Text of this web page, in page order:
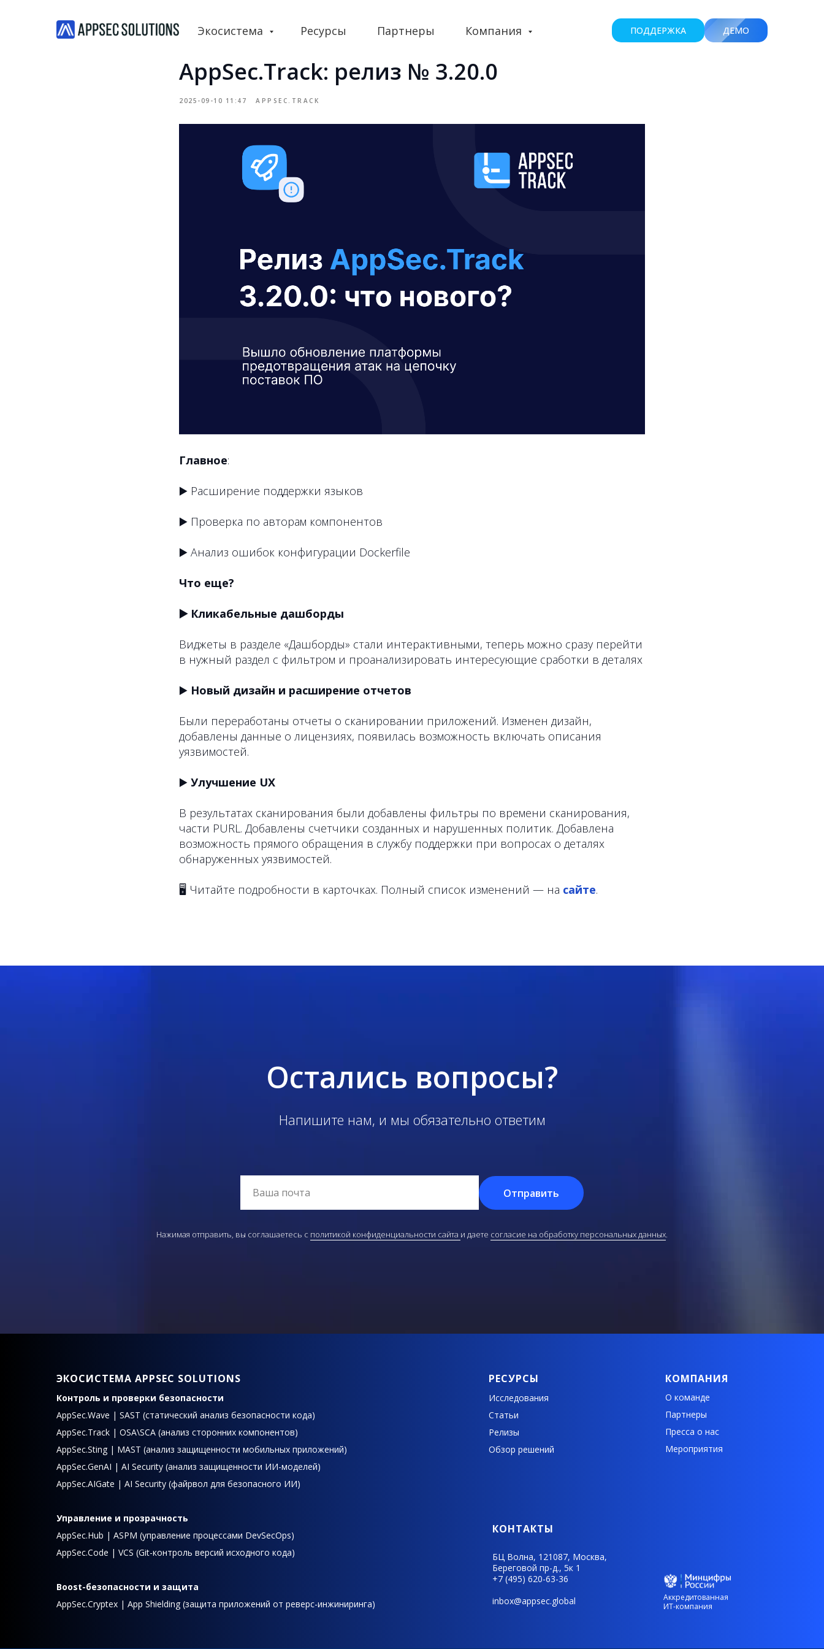
Экосистема Ресурсы Партнеры Компания ПОДДЕРЖКА ДЕМО
AppSec.Track: релиз № 3.20.0
2025-09-10 11:47 APPSEC.TRACK
Главное:
▶️ Расширение поддержки языков
▶️ Проверка по авторам компонентов
▶️ Анализ ошибок конфигурации Dockerfile
Что еще?
▶️ Кликабельные дашборды
Виджеты в разделе «Дашборды» стали интерактивными, теперь можно сразу перейти
в нужный раздел с фильтром и проанализировать интересующие сработки в деталях
▶️ Новый дизайн и расширение отчетов
Были переработаны отчеты о сканировании приложений. Изменен дизайн,
добавлены данные о лицензиях, появилась возможность включать описания
уязвимостей.
▶️ Улучшение UX
В результатах сканирования были добавлены фильтры по времени сканирования,
части PURL. Добавлены счетчики созданных и нарушенных политик. Добавлена
возможность прямого обращения в службу поддержки при вопросах о деталях
обнаруженных уязвимостей.
🖥 Читайте подробности в карточках. Полный список изменений — на сайте.
Остались вопросы?
Напишите нам, и мы обязательно ответим
Отправить
Нажимая отправить, вы соглашаетесь с политикой конфиденциальности сайта и даете согласие на обработку персональных данных.
ЭКОСИСТЕМА APPSEC SOLUTIONS
Контроль и проверки безопасности
AppSec.Wave | SAST (статический анализ безопасности кода)
AppSec.Track | OSA\SCA (анализ сторонних компонентов)
AppSec.Sting | MAST (анализ защищенности мобильных приложений)
AppSec.GenAI | AI Security (анализ защищенности ИИ-моделей)
AppSec.AIGate | AI Security (файрвол для безопасного ИИ)
Управление и прозрачность
AppSec.Hub | ASPM (управление процессами DevSecOps)
AppSec.Code | VCS (Git-контроль версий исходного кода)
Boost-безопасности и защита
AppSec.Cryptex | App Shielding (защита приложений от реверс-инжиниринга)
РЕСУРСЫ
Исследования
Статьи
Релизы
Обзор решений
КОМПАНИЯ
О команде
Партнеры
Пресса о нас
Мероприятия
КОНТАКТЫ
БЦ Волна, 121087, Москва,
Береговой пр-д., 5к 1
+7 (495) 620-63-36
inbox@appsec.global
Аккредитованная
ИТ-компания